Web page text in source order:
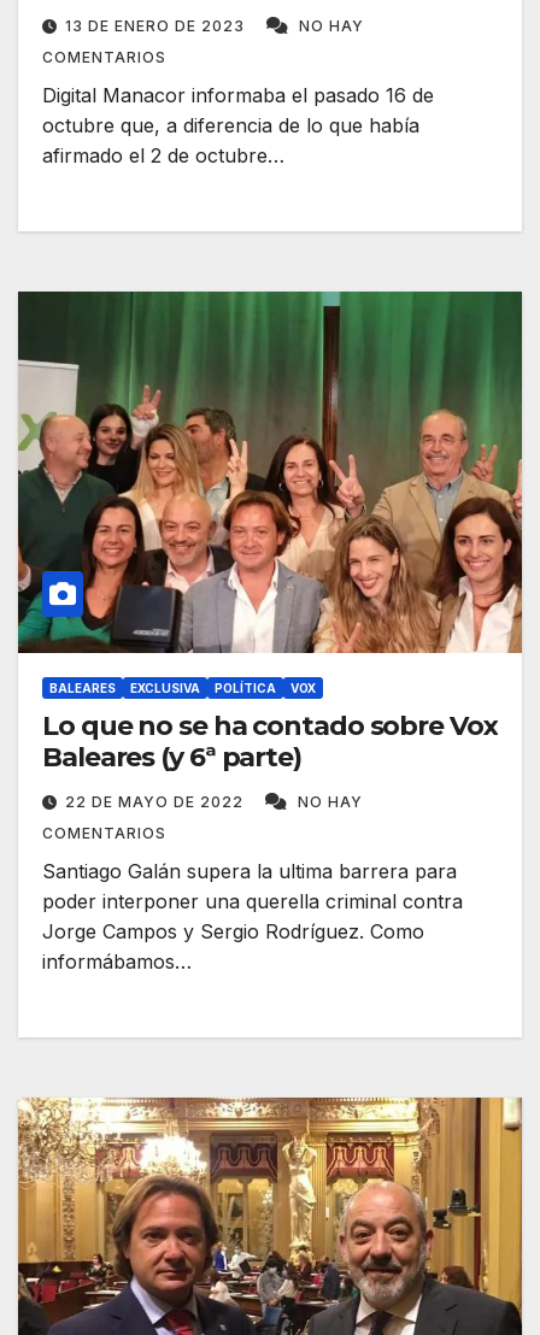
13 DE ENERO DE 2023
NO HAY
COMENTARIOS
Digital Manacor informaba el pasado 16 de
octubre que, a diferencia de lo que había
afirmado el 2 de octubre…
BALEARES EXCLUSIVA POLÍTICA VOX
Lo que no se ha contado sobre Vox
Baleares (y 6ª parte)
22 DE MAYO DE 2022
NO HAY
COMENTARIOS
Santiago Galán supera la ultima barrera para
poder interponer una querella criminal contra
Jorge Campos y Sergio Rodríguez. Como
informábamos…